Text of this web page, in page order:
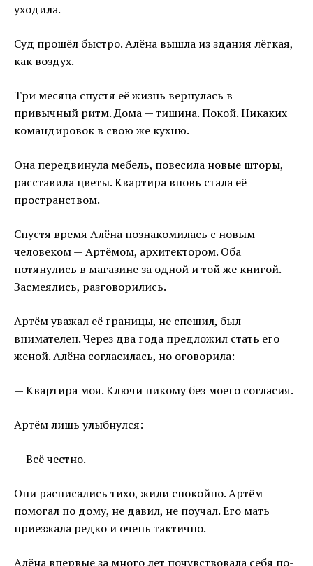
уходила.
Суд прошёл быстро. Алёна вышла из здания лёгкая,
как воздух.
Три месяца спустя её жизнь вернулась в
привычный ритм. Дома — тишина. Покой. Никаких
командировок в свою же кухню.
Она передвинула мебель, повесила новые шторы,
расставила цветы. Квартира вновь стала её
пространством.
Спустя время Алёна познакомилась с новым
человеком — Артёмом, архитектором. Оба
потянулись в магазине за одной и той же книгой.
Засмеялись, разговорились.
Артём уважал её границы, не спешил, был
внимателен. Через два года предложил стать его
женой. Алёна согласилась, но оговорила:
— Квартира моя. Ключи никому без моего согласия.
Артём лишь улыбнулся:
— Всё честно.
Они расписались тихо, жили спокойно. Артём
помогал по дому, не давил, не поучал. Его мать
приезжала редко и очень тактично.
Алёна впервые за много лет почувствовала себя по-